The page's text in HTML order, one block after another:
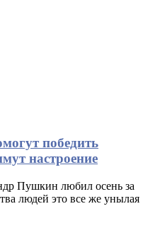
победить
настроение
Пушкин любил осень за
людей это все же унылая